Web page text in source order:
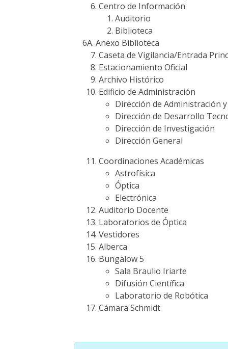
Centro de Información
Auditorio
Biblioteca
6A. Anexo Biblioteca
Caseta de Vigilancia/Entrada
Estacionamiento Oficial
Archivo Histórico
Edificio de Administración
Dirección de Administración
Dirección de Desarrollo
Dirección de Investigación
Dirección General
Coordinaciones Académicas
Astrofísica
Óptica
Electrónica
Auditorio Docente
Laboratorios de Óptica
Vestidores
Alberca
Bungalow 5
Sala Braulio Iriarte
Difusión Científica
Laboratorio de Robótica
Cámara Schmidt